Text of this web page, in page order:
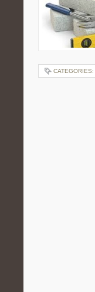
CATEGORIES: